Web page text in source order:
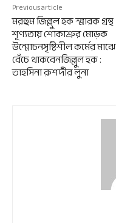
Previous article
মরহুম জিল্লুল হক স্মারক গ্রন্থ
শূণ্যতায় শোকাশ্রুর মোড়ক
উন্মোচনসৃষ্টিশীল কর্মের মাঝে
বেঁচে থাকবেনজিল্লুল হক :
তাহসিনা রুশদীর লুনা